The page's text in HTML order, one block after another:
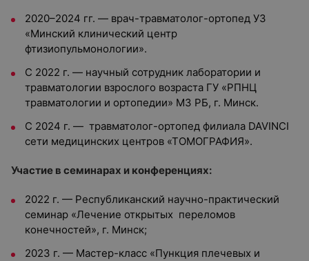
2020–2024 гг. — врач-травматолог-ортопед УЗ
«Минский клинический центр
фтизиопульмонологии».
С 2022 г. — научный сотрудник лаборатории и
травматологии взрослого возраста ГУ «РПНЦ
травматологии и ортопедии» МЗ РБ, г. Минск.
С 2024 г. — травматолог-ортопед филиала DAVINCI
сети медицинских центров «ТОМОГРАФИЯ».
Участие в семинарах и конференциях:
2022 г. — Республиканский научно-практический
семинар «Лечение открытых переломов
конечностей», г. Минск;
2023 г. — Мастер-класс «Пункция плечевых и